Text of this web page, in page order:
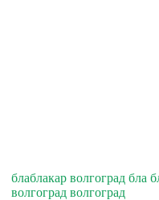
блаблакар волгоград бла
волгоград волгоград